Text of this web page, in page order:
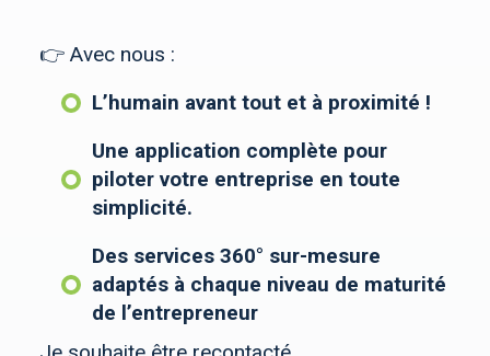
👉 Avec nous :
L’humain avant tout et à proximité !
Une application complète pour
piloter votre entreprise en toute
simplicité.
Des services 360° sur-mesure
adaptés à chaque niveau de maturité
de l’entrepreneur